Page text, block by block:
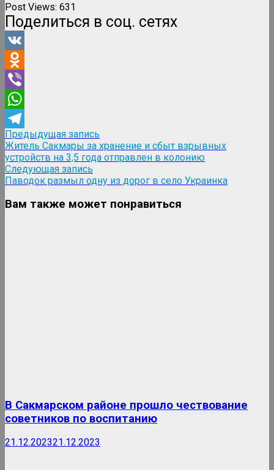
Post Views: 631
Поделиться в соц. сетях
VK
Odnoklassniki
Viber
WhatsApp
Telegram
Навигация
по
записям
Предыдущая запись
запись:
Житель Сакмары за хранение и сбыт взрывных
устройств на 3,5 года отправлен в колонию
Следующая запись
запись:
Паводок размыл одну из дорог в село Украинка
Вам также может понравиться
В Сакмарском районе прошло чествование
советников по воспитанию
21.12.202321.12.2023